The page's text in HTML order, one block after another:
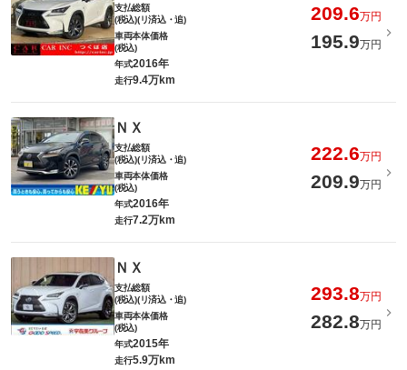
支払総額
(税込)(リ済込・追)
209.6万円
車両本体価格
(税込)
195.9万円
年式2016年
走行9.4万km
ＮＸ
支払総額
(税込)(リ済込・追)
222.6万円
車両本体価格
(税込)
209.9万円
年式2016年
走行7.2万km
ＮＸ
支払総額
(税込)(リ済込・追)
293.8万円
車両本体価格
(税込)
282.8万円
年式2015年
走行5.9万km